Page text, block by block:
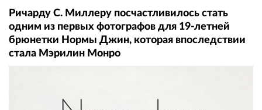
Ричарду С. Миллеру посчастливилось стать
одним из первых фотографов для 19-летней
брюнетки Нормы Джин, которая впоследствии
стала Мэрилин Монро